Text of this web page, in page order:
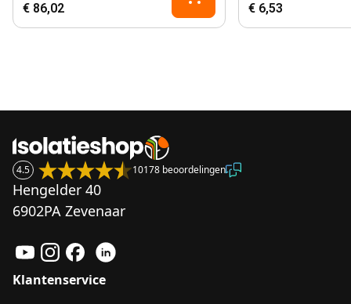
€ 86,02 € 6,53
4.5 10178 beoordelingen
Hengelder 40
6902PA Zevenaar
Klantenservice